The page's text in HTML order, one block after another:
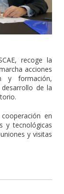
recoge la
acciones
y formación,
de la
en
y tecnológicas
y visitas